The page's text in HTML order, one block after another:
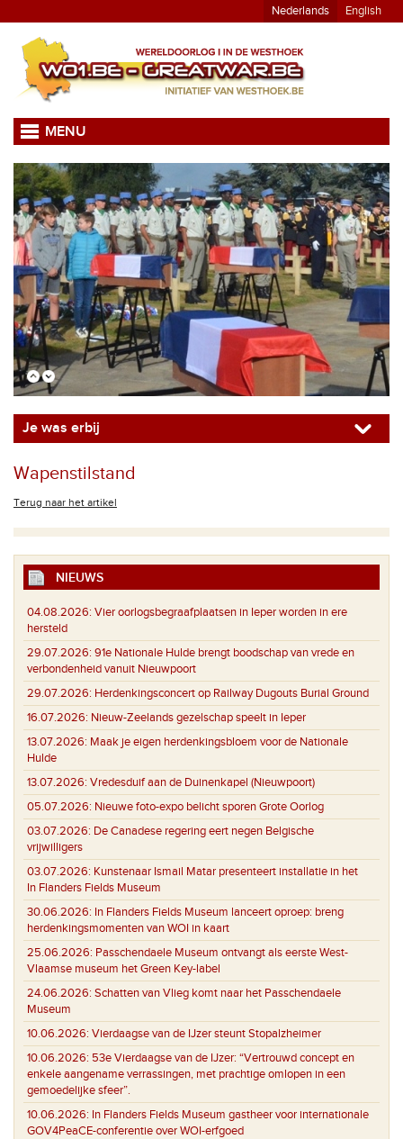
Nederlands English
MENU
Je was erbij
Wapenstilstand
Terug naar het artikel
NIEUWS
04.08.2026: Vier oorlogsbegraafplaatsen in Ieper worden in ere
hersteld
29.07.2026: 91e Nationale Hulde brengt boodschap van vrede en
verbondenheid vanuit Nieuwpoort
29.07.2026: Herdenkingsconcert op Railway Dugouts Burial Ground
16.07.2026: Nieuw-Zeelands gezelschap speelt in Ieper
13.07.2026: Maak je eigen herdenkingsbloem voor de Nationale
Hulde
13.07.2026: Vredesduif aan de Duinenkapel (Nieuwpoort)
05.07.2026: Nieuwe foto-expo belicht sporen Grote Oorlog
03.07.2026: De Canadese regering eert negen Belgische
vrijwilligers
03.07.2026: Kunstenaar Ismail Matar presenteert installatie in het
In Flanders Fields Museum
30.06.2026: In Flanders Fields Museum lanceert oproep: breng
herdenkingsmomenten van WOI in kaart
25.06.2026: Passchendaele Museum ontvangt als eerste West-
Vlaamse museum het Green Key-label
24.06.2026: Schatten van Vlieg komt naar het Passchendaele
Museum
10.06.2026: Vierdaagse van de IJzer steunt Stopalzheimer
10.06.2026: 53e Vierdaagse van de IJzer: “Vertrouwd concept en
enkele aangename verrassingen, met prachtige omlopen in een
gemoedelijke sfeer”.
10.06.2026: In Flanders Fields Museum gastheer voor internationale
GOV4PeaCE-conferentie over WOI-erfgoed